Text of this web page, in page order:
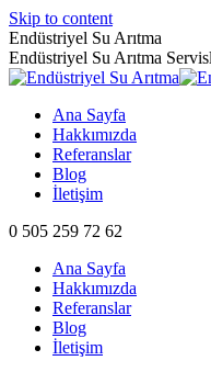
Skip to content
Endüstriyel Su Arıtma
Endüstriyel Su Arıtma
Ana Sayfa
Hakkımızda
Referanslar
Blog
İletişim
0 505 259 72 62
Ana Sayfa
Hakkımızda
Referanslar
Blog
İletişim